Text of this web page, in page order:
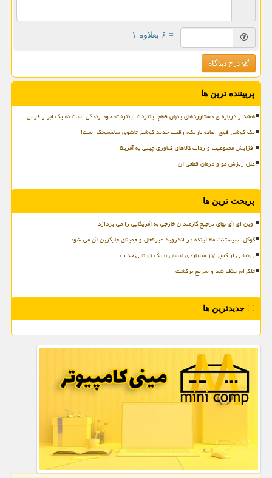
= ۶ بعلاوه ۱
درج دیدگاه
پربیننده ترین ها
هشدار درباره ی دستاوردهای پنهان قطع اینترنت اینترنت، خود زندگی است نه یک ابزار فرعی
یک گوشی فوق العاده باریک، رقیب جدید گوشی تاشوی سامسونگ است!
افزایش ممنوعیت واردات کالاهای فناوری چینی به آمریکا
علل ریزش مو و درمان قطعی آن
پربحث ترین ها
اوپن ای آی بهای ترجیح کارمندان خارجی به آمریکایی را می پردازد
گوگل اسیستنت ماه آینده در اندروید غیرفعال و جمینای جایگزین آن می شود
رونمایی از کمپر ۱۷ میلیاردی نیسان با یک توانایی جذاب
تلگرام حذف شد و سریع برگشت
جدیدترین ها